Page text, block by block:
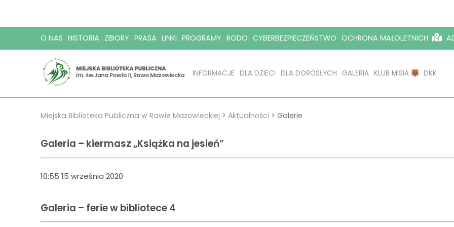
O NAS HISTORIA ZBIORY PRASA LINKI PROGRAMY RODO CYBERBEZPIECZEŃSTWO OCHRONA MAŁOLETNICH
INFORMACJE DLA DZIECI DLA DOROSŁYCH GALERIA KLUB MISIA DKK
Miejska Biblioteka Publiczna w Rawie Mazowieckiej > Aktualności > Galerie
Galeria – kiermasz „Książka na jesień”
10:55 15 września 2020
Galeria – ferie w bibliotece 4